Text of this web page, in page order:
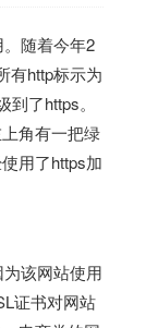
随着今年2
有http标示为
了https。
角有一把绿
用了https加
该网站使用
证书对网站